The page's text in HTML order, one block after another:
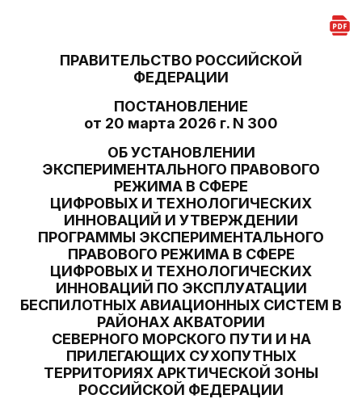
ПРАВИТЕЛЬСТВО РОССИЙСКОЙ
ФЕДЕРАЦИИ
ПОСТАНОВЛЕНИЕ
от 20 марта 2026 г. N 300
ОБ УСТАНОВЛЕНИИ
ЭКСПЕРИМЕНТАЛЬНОГО ПРАВОВОГО
РЕЖИМА В СФЕРЕ
ЦИФРОВЫХ И ТЕХНОЛОГИЧЕСКИХ
ИННОВАЦИЙ И УТВЕРЖДЕНИИ
ПРОГРАММЫ ЭКСПЕРИМЕНТАЛЬНОГО
ПРАВОВОГО РЕЖИМА В СФЕРЕ
ЦИФРОВЫХ И ТЕХНОЛОГИЧЕСКИХ
ИННОВАЦИЙ ПО ЭКСПЛУАТАЦИИ
БЕСПИЛОТНЫХ АВИАЦИОННЫХ СИСТЕМ В
РАЙОНАХ АКВАТОРИИ
СЕВЕРНОГО МОРСКОГО ПУТИ И НА
ПРИЛЕГАЮЩИХ СУХОПУТНЫХ
ТЕРРИТОРИЯХ АРКТИЧЕСКОЙ ЗОНЫ
РОССИЙСКОЙ ФЕДЕРАЦИИ